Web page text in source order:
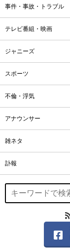
事件・事故・トラブル
テレビ番組・映画
ジャニーズ
スポーツ
不倫・浮気
アナウンサー
雑ネタ
訃報